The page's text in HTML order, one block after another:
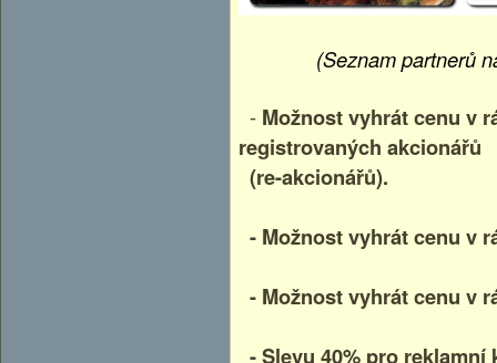
(Seznam partnerů
- Možnost vyhrát cenu v
registrovaných akcionářů
(re-akcionářů).
- Možnost vyhrát cenu v
- Možnost vyhrát cenu v
- Slevu 40% pro